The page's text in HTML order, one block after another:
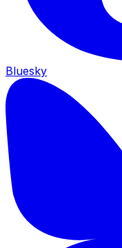
Bluesky